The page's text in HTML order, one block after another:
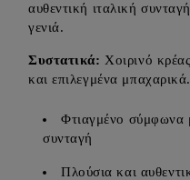
αυθεντική ιταλική
γενιά.
Συστατικά: Χοιρινό
και επιλεγμένα μπαχαρικά.
Φτιαγμένο σύμφωνα
συνταγή
Πλούσια και